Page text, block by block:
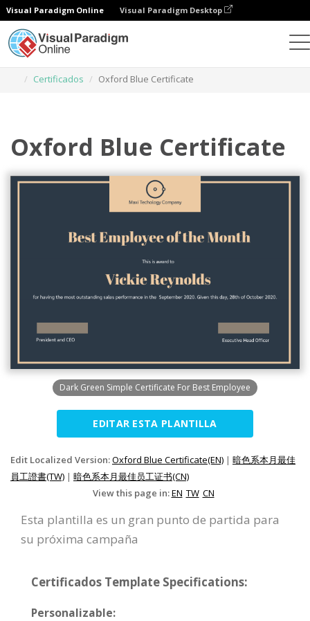
Visual Paradigm Online Visual Paradigm Desktop
Certificados
Oxford Blue Certificate
Oxford Blue Certificate
Dark Green Simple Certificate For Best Employee
EDITAR ESTA PLANTILLA
Edit Localized Version:Oxford Blue Certificate(EN) | 暗色系本月最佳
員工證書(TW) | 暗色系本月最佳员工证书(CN)
View this page in:EN TW CN
Esta plantilla es un gran punto de partida para
su próxima campaña
Certificados Template Specifications:
Personalizable: